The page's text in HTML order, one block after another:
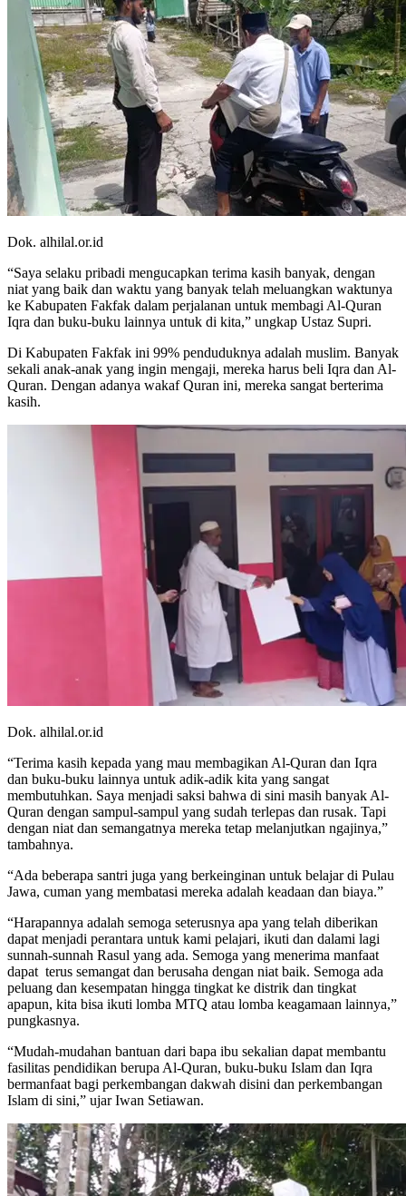
Dok. alhilal.or.id
“Saya selaku pribadi mengucapkan terima kasih banyak, dengan
niat yang baik dan waktu yang banyak telah meluangkan waktunya
ke Kabupaten Fakfak dalam perjalanan untuk membagi Al-Quran
Iqra dan buku-buku lainnya untuk di kita,” ungkap Ustaz Supri.
Di Kabupaten Fakfak ini 99% penduduknya adalah muslim. Banyak
sekali anak-anak yang ingin mengaji, mereka harus beli Iqra dan Al-
Quran. Dengan adanya wakaf Quran ini, mereka sangat berterima
kasih.
Dok. alhilal.or.id
“Terima kasih kepada yang mau membagikan Al-Quran dan Iqra
dan buku-buku lainnya untuk adik-adik kita yang sangat
membutuhkan. Saya menjadi saksi bahwa di sini masih banyak Al-
Quran dengan sampul-sampul yang sudah terlepas dan rusak. Tapi
dengan niat dan semangatnya mereka tetap melanjutkan ngajinya,”
tambahnya.
“Ada beberapa santri juga yang berkeinginan untuk belajar di Pulau
Jawa, cuman yang membatasi mereka adalah keadaan dan biaya.”
“Harapannya adalah semoga seterusnya apa yang telah diberikan
dapat menjadi perantara untuk kami pelajari, ikuti dan dalami lagi
sunnah-sunnah Rasul yang ada. Semoga yang menerima manfaat
dapat terus semangat dan berusaha dengan niat baik. Semoga ada
peluang dan kesempatan hingga tingkat ke distrik dan tingkat
apapun, kita bisa ikuti lomba MTQ atau lomba keagamaan lainnya,”
pungkasnya.
“Mudah-mudahan bantuan dari bapa ibu sekalian dapat membantu
fasilitas pendidikan berupa Al-Quran, buku-buku Islam dan Iqra
bermanfaat bagi perkembangan dakwah disini dan perkembangan
Islam di sini,” ujar Iwan Setiawan.